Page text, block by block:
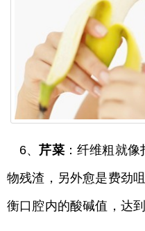
6、芹菜：纤维粗就像
物残渣，另外愈是费劲
衡口腔内的酸碱值，达